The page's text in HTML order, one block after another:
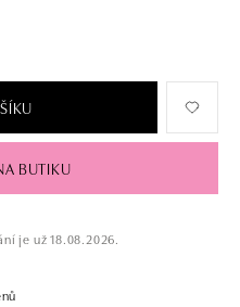
BUTIKU
je už 18.08.2026.